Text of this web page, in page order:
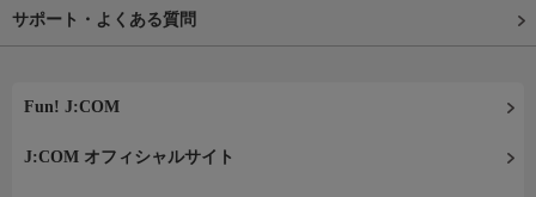
サポート・よくある質問
Fun! J:COM
J:COM オフィシャルサイト